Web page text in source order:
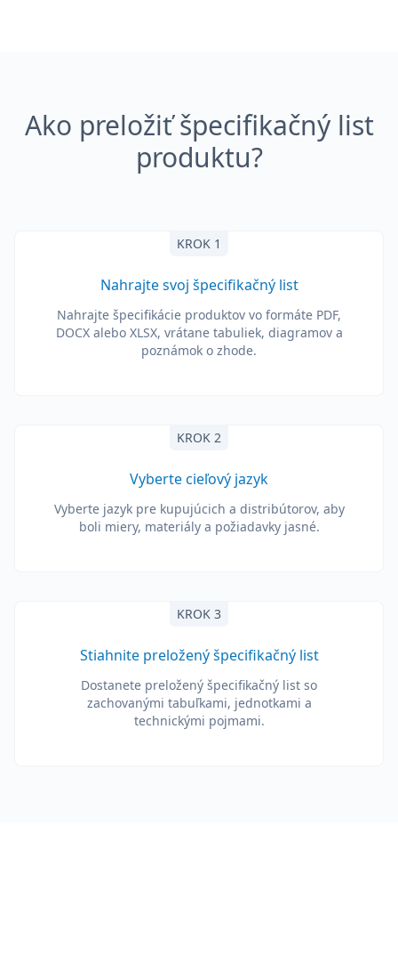
Ako preložiť špecifikačný list
produktu?
KROK 1
Nahrajte svoj špecifikačný list
Nahrajte špecifikácie produktov vo formáte PDF,
DOCX alebo XLSX, vrátane tabuliek, diagramov a
poznámok o zhode.
KROK 2
Vyberte cieľový jazyk
Vyberte jazyk pre kupujúcich a distribútorov, aby
boli miery, materiály a požiadavky jasné.
KROK 3
Stiahnite preložený špecifikačný list
Dostanete preložený špecifikačný list so
zachovanými tabuľkami, jednotkami a
technickými pojmami.